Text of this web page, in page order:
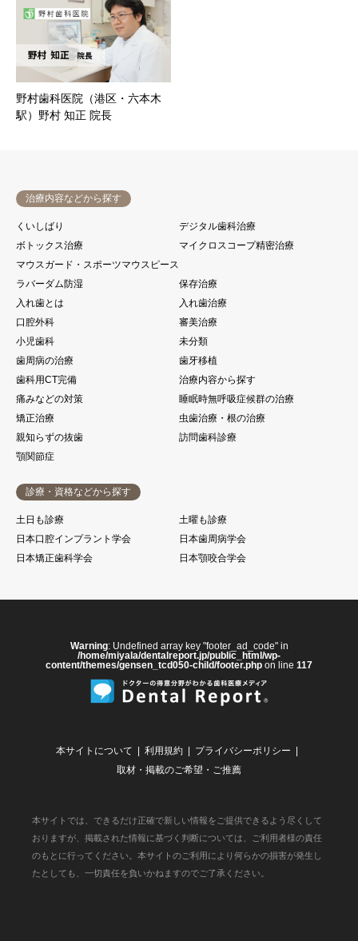
野村歯科医院（港区・六本木
駅）野村 知正 院長
治療内容などから探す
くいしばり
デジタル歯科治療
ボトックス治療
マイクロスコープ精密治療
マウスガード・スポーツマウスピース
ラバーダム防湿
保存治療
入れ歯とは
入れ歯治療
口腔外科
審美治療
小児歯科
未分類
歯周病の治療
歯牙移植
歯科用CT完備
治療内容から探す
痛みなどの対策
睡眠時無呼吸症候群の治療
矯正治療
虫歯治療・根の治療
親知らずの抜歯
訪問歯科診療
顎関節症
診療・資格などから探す
土日も診療
土曜も診療
日本口腔インプラント学会
日本歯周病学会
日本矯正歯科学会
日本顎咬合学会
Warning: Undefined array key "footer_ad_code" in
/home/miyala/dentalreport.jp/public_html/wp-
content/themes/gensen_tcd050-child/footer.php on line 117
本サイトについて 利用規約
プライバシーポリシー
取材・掲載のご希望・ご推薦
本サイトでは、できるだけ正確で新しい情報をご提供できるよう尽くして
おりますが、掲載された情報に基づく判断については、ご利用者様の責任
のもとに行ってください。本サイトのご利用により何らかの損害が発生し
たとしても、一切責任を負いかねますのでご了承ください。